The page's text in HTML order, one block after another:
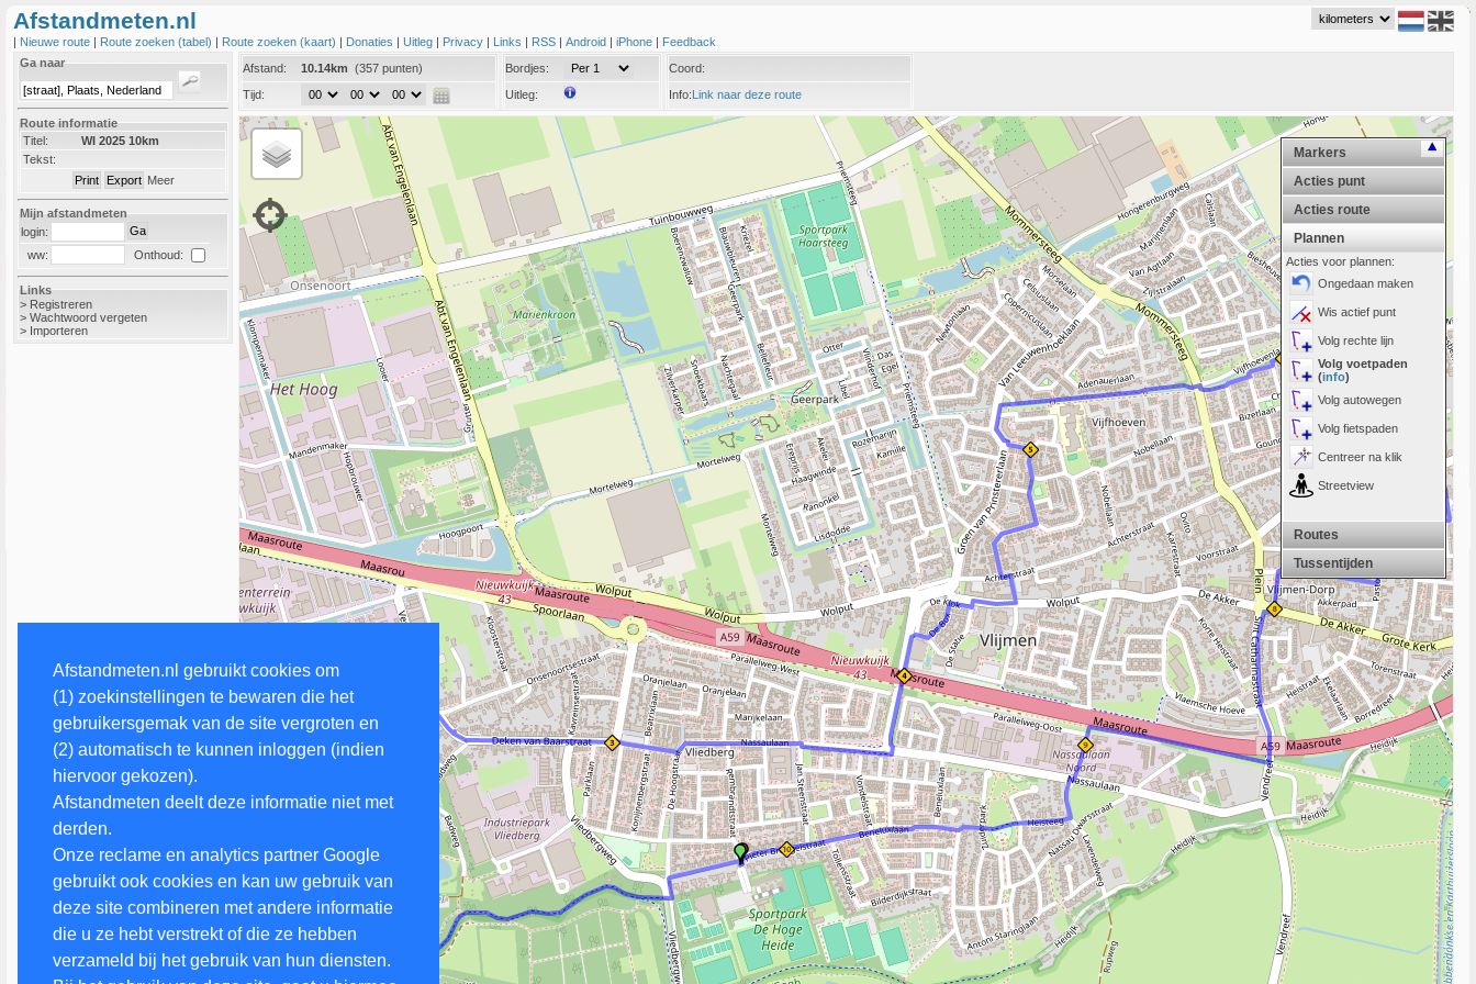
Afstandmeten.nl gebruikt cookies om
(1) zoekinstellingen te bewaren die het
gebruikersgemak van de site vergroten en
(2) automatisch te kunnen inloggen (indien
hiervoor gekozen).
Afstandmeten deelt deze informatie niet met
derden.
Onze reclame en analytics partner Google
gebruikt ook cookies en kan uw gebruik van
deze site combineren met andere informatie
die u ze hebt verstrekt of die ze hebben
verzameld bij het gebruik van hun diensten.
Afstandmeten.nl
| Nieuwe route | Route zoeken (tabel) | Route zoeken (kaart) | Donaties | Uitleg | Privacy | Links | RSS | Android | iPhone | Feedback
Ga naar
Route informatie
Titel:
WI 2025 10km
Tekst:
Meer
Mijn afstandmeten
login:
ww:
Onthoud:
Links
> Registreren
> Wachtwoord vergeten
> Importeren
Afstand: 10.14km
(357 punten)
Tijd:
Bordjes:
Uitleg:
Coord:
Info:Link naar deze route
Markers
Acties punt
Acties route
Plannen
Acties voor plannen:
Ongedaan maken
Wis actief punt
Volg rechte lijn
Volg voetpaden
(info)
Volg autowegen
Volg fietspaden
Centreer na klik
Streetview
Routes
Tussentijden